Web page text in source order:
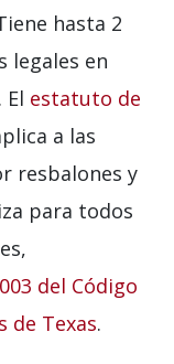
hasta 2
legales en
estatuto de
a las
resbalones y
para todos
del Código
de Texas.